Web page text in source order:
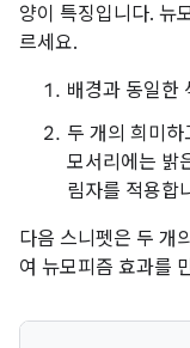
양이 특징입니다. 뉴
르세요.
배경과 동일한
두 개의 희미
모서리에는 밝
림자를 적용합
다음 스니펫은 두 개의
여 뉴모피즘 효과를